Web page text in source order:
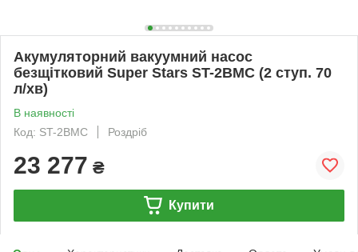
Акумуляторний вакуумний насос
безщітковий Super Stars ST-2BMC (2 ступ. 70
л/хв)
В наявності
Код: ST-2BMC
Роздріб
23 277 ₴
Купити